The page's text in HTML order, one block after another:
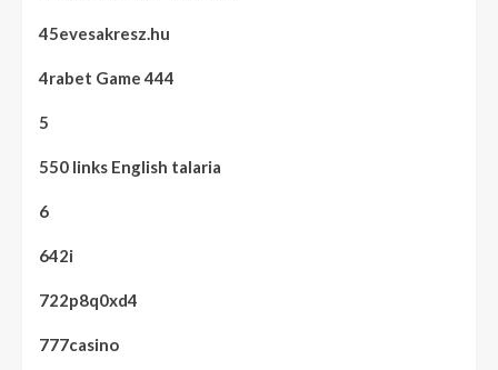
45evesakresz.hu
4rabet Game 444
5
550 links English talaria
6
642i
722p8q0xd4
777casino